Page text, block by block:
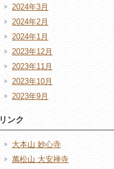
2024年3月
2024年2月
2024年1月
2023年12月
2023年11月
2023年10月
2023年9月
リンク
大本山 妙心寺
萬松山 大安禅寺